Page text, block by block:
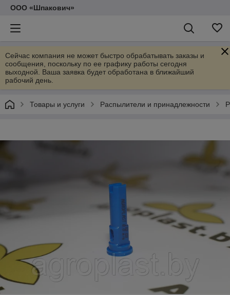
ООО «Шпакович»
Сейчас компания не может быстро обрабатывать заказы и
сообщения, поскольку по ее графику работы сегодня
выходной. Ваша заявка будет обработана в ближайший
рабочий день.
Товары и услуги Распылители и принадлежности